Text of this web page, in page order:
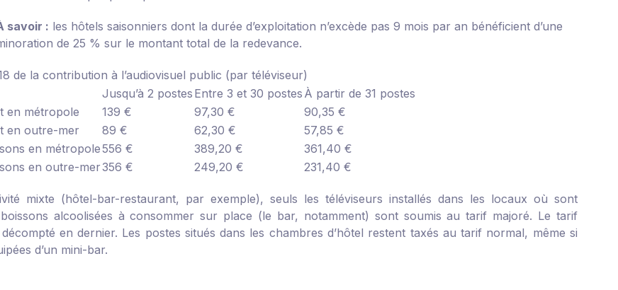
savoir : les hôtels saisonniers dont la durée d’exploitation n’excède pas 9 mois par an bénéficient d’une
de 25 % sur le montant total de la redevance.
de la contribution à l’audiovisuel public (par téléviseur)
Jusqu’à 2 postes Entre 3 et 30 postes À partir de 31 postes
en métropole
139 € 97,30 €
90,35 €
en outre-mer
89 € 62,30 €
57,85 €
en métropole556 € 389,20 €
361,40 €
en outre-mer356 € 249,20 € 231,40 €
mixte (hôtel-bar-restaurant, par exemple), seuls les téléviseurs installés dans les locaux où sont
alcoolisées à consommer sur place (le bar, notamment) sont soumis au tarif majoré. Le tarif
en dernier. Les postes situés dans les chambres d’hôtel restent taxés au tarif normal, même si
d’un mini-bar.